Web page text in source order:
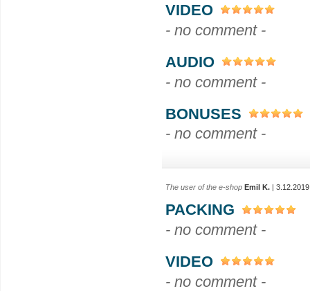
VIDEO
- no comment -
AUDIO
- no comment -
BONUSES
- no comment -
The user of the e-shop Emil K. |
PACKING
- no comment -
VIDEO
- no comment -